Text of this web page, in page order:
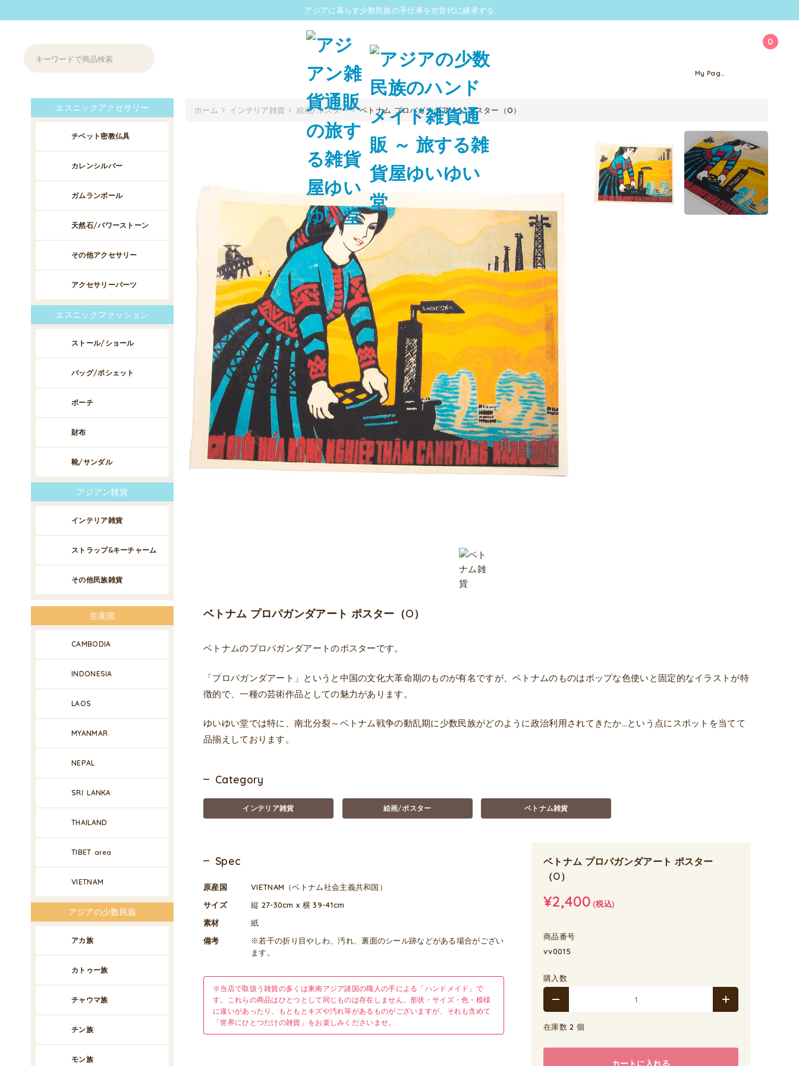
アジアに暮らす少数民族の手仕事を次世代に継承する
0
My Page
ホーム インテリア雑貨 絵画/ポスター ベトナム プロパガンダアート ポスター（O）
ベトナム プロパガンダアート ポスター（O）
ベトナムのプロパガンダアートのポスターです。
「プロパガンダアート」というと中国の文化大革命期のものが有名ですが、ベトナムのものはポップな色使いと固定的なイラストが特
徴的で、一種の芸術作品としての魅力があります。
ゆいゆい堂では特に、南北分裂～ベトナム戦争の動乱期に少数民族がどのように政治利用されてきたか…という点にスポットを当てて
品揃えしております。
Category
インテリア雑貨 絵画/ポスター ベトナム雑貨
Spec
原産国
VIETNAM（ベトナム社会主義共和国）
サイズ
縦 27-30cm x 横 39-41cm
素材
紙
備考
※若干の折り目やしわ、汚れ、裏面のシール跡などがある場合がござい
ます。
※当店で取扱う雑貨の多くは東南アジア諸国の職人の手による「ハンドメイド」で
す。これらの商品はひとつとして同じものは存在しません。形状・サイズ・色・模様
に違いがあったり、もともとキズや汚れ等があるものがございますが、それも含めて
「世界にひとつだけの雑貨」をお楽しみくださいませ。
ベトナム プロパガンダアート ポスター
（O）
¥2,400(税込)
商品番号
vv0015
購入数
在庫数 2 個
カートに入れる
エスニックアクセサリー
チベット密教仏具
カレンシルバー
ガムランボール
天然石/パワーストーン
その他アクセサリー
アクセサリーパーツ
エスニックファッション
ストール/ショール
バッグ/ポシェット
ポーチ
財布
靴/サンダル
アジアン雑貨
インテリア雑貨
ストラップ&キーチャーム
その他民族雑貨
生産国
CAMBODIA
INDONESIA
LAOS
MYANMAR
NEPAL
SRI LANKA
THAILAND
TIBET area
VIETNAM
アジアの少数民族
アカ族
カトゥー族
チャウマ族
チン族
モン族